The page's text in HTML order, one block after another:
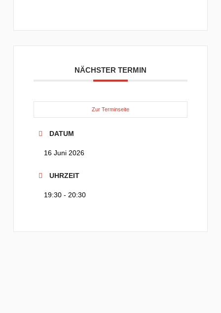
NÄCHSTER TERMIN
Zur Terminseite
DATUM
16 Juni 2026
UHRZEIT
19:30 - 20:30